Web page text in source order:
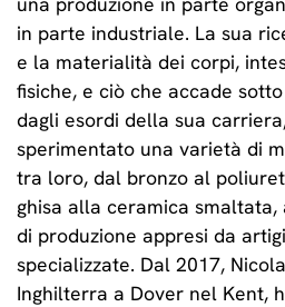
in parte industriale. La sua
e la materialità dei corpi,
fisiche, e ciò che accade
dagli esordi della sua
sperimentato una varietà di
tra loro, dal bronzo al
ghisa alla ceramica smaltata,
di produzione appresi da
specializzate. Dal 2017,
Inghilterra a Dover nel Kent,